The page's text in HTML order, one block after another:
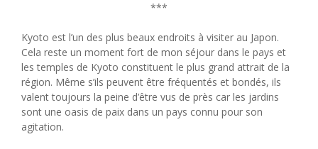
***
Kyoto est l’un des plus beaux endroits à visiter au Japon.
Cela reste un moment fort de mon séjour dans le pays et
les temples de Kyoto constituent le plus grand attrait de la
région. Même s’ils peuvent être fréquentés et bondés, ils
valent toujours la peine d’être vus de près car les jardins
sont une oasis de paix dans un pays connu pour son
agitation.